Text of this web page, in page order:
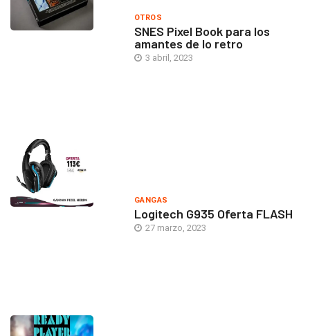
OTROS
SNES Pixel Book para los
amantes de lo retro
3 abril, 2023
GANGAS
Logitech G935 Oferta FLASH
27 marzo, 2023